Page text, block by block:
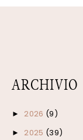
ARCHIVIO
► 2026 (9)
► 2025 (39)